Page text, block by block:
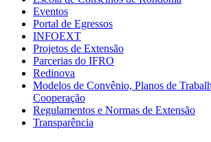
Eventos
Portal de Egressos
INFOEXT
Projetos de Extensão
Parcerias do IFRO
Redinova
Modelos de Convênio, Planos de
Cooperação
Regulamentos e Normas de Extensão
Transparência